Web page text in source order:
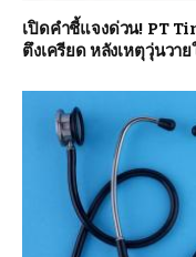
เปิดคำชี้แจงด่วน! PT
ตึงเครียด หลังเหตุวุ่นวา